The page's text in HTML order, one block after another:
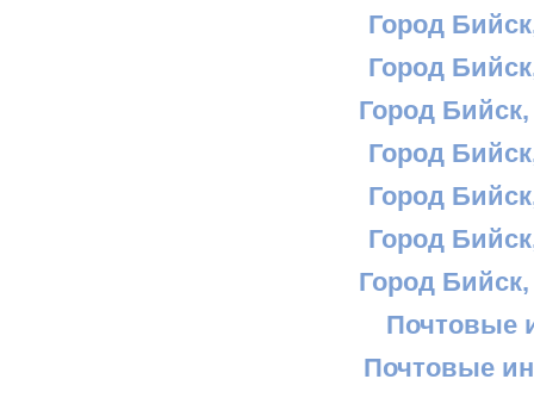
Город
Город
Город
Город
Город
Город
Город
Почтовые
Почтовые